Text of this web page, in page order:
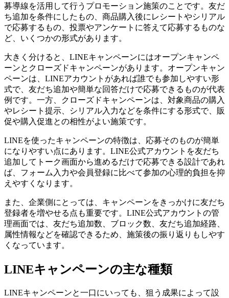
募導線を活用して行うプロモーション施策のことです。友だ
ち追加を条件にしたもの、商品購入後にレシートやシリアル
で応募するもの、投票やアンケートに答えて応募するものな
ど、いくつかの形式があります。
大きく分けると、LINEキャンペーンにはオープンキャンペ
ーンとクローズドキャンペーンがあります。オープンキャン
ペーンは、LINEアカウントがあれば誰でも参加しやすい形
式で、友だち追加や簡単な回答だけで応募できるものが代表
例です。一方、クローズドキャンペーンは、対象商品の購入
やレシート提示、シリアル入力などを条件にする形式で、販
促や購入促進との相性がよい施策です。
LINEを使ったキャンペーンの特徴は、応募そのものが簡単
になりやすい点にあります。LINE公式アカウントを友だち
追加してトーク画面から進めるだけで応募できる設計であれ
ば、フォーム入力や会員登録に比べて参加の心理的負担を抑
えやすくなります。
また、企業側にとっては、キャンペーンをきっかけに友だち
登録者を増やせる点も重要です。LINE公式アカウントの管
理画面では、友だち追加数、ブロック数、友だち追加経路、
属性情報などを確認できるため、施策後の振り返りもしやす
くなっています。
LINEキャンペーンの主な種類
LINEキャンペーンと一口にいっても、狙う成果によって設